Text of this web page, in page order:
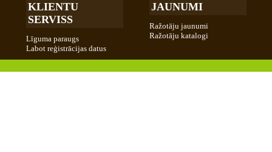
KLIENTU
SERVISS
Līguma paraugs
Labot reģistrācijas datus
JAUNUMI
Ražotāju jaunumi
Ražotāju katalogi